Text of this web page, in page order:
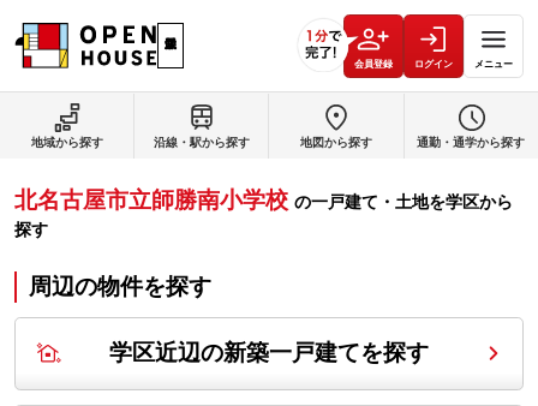
会員登録 ログイン メニュー
地域から探す 沿線・駅から探す 地図から探す 通勤・通学から探す
北名古屋市立師勝南小学校 の一戸建て・土地を学区から
探す
周辺の物件を探す
学区近辺の新築一戸建てを探す